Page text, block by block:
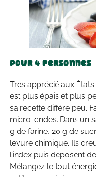
Pour 4 personnes
Très apprécié aux
est plus épais et plus
sa recette diffère peu.
micro-ondes. Dans un
g de farine, 20 g de
levure chimique. Ils
l’index puis déposent
Mélangez le tout